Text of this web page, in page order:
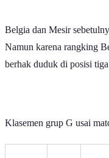
Belgia dan Mesir
Namun karena rangking
berhak duduk di posisi
Klasemen grup G usai